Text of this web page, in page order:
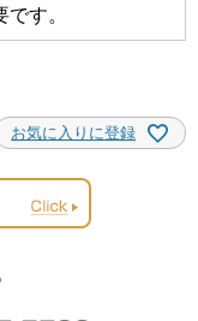
す。
お気に入りに登録